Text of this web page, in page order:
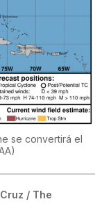
se convertirá el
)
/ The